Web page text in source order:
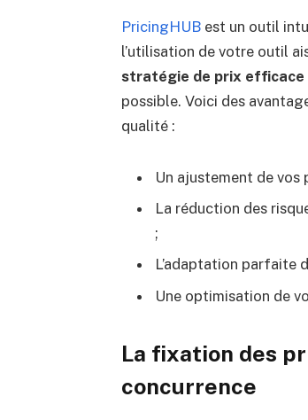
PricingHUBest un outil
l’utilisation de votre outil
stratégie de prix efficace
possible. Voici des
qualité :
Un ajustement de vos
La réduction des
;
L’adaptation parfaite
Une optimisation de
La fixation des
concurrence